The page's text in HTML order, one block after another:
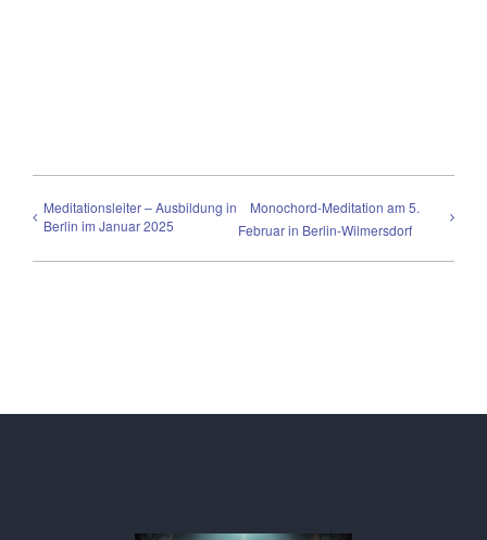
Meditationsleiter – Ausbildung in
Berlin im Januar 2025
Monochord-Meditation am 5.
Februar in Berlin-Wilmersdorf